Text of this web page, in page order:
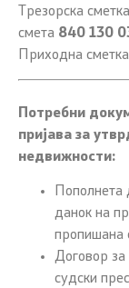
Трезорска сметка
смета 840 130
Приходна сметка
Потребни
пријава за
недвижности:
Пополнета
данок на
пропишана
Договор
судски